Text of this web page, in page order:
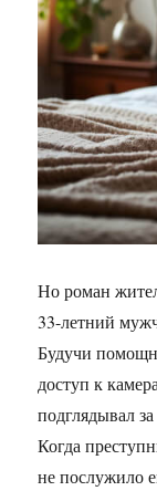
Но роман
33-летний
Будучи
доступ к
подглядывал
Когда
не послужило